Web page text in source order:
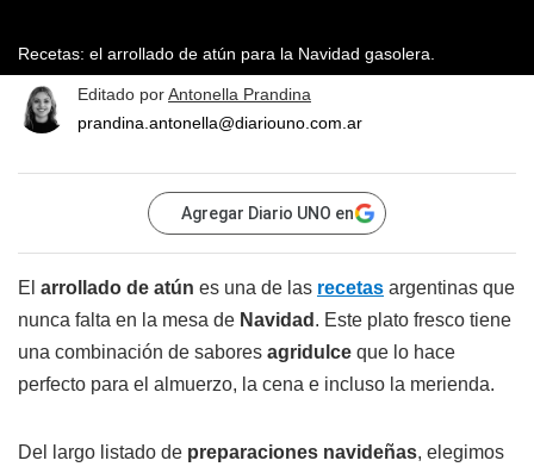
Recetas: el arrollado de atún para la Navidad gasolera.
Editado porAntonella Prandina
prandina.antonella@diariouno.com.ar
Agregar Diario UNO en
El arrollado de atún es una de las recetas argentinas que
nunca falta en la mesa de Navidad . Este plato fresco tiene
una combinación de sabores agridulce que lo hace
perfecto para el almuerzo, la cena e incluso la merienda.
Del largo listado de preparaciones navideñas, elegimos